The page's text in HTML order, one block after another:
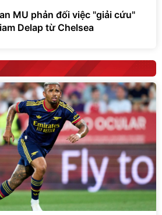
MU phản đối việc "giải cứu"
Delap từ Chelsea